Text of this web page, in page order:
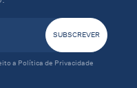
a Política de Privacidade